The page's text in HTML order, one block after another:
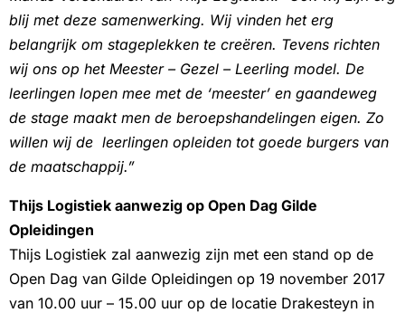
blij met deze samenwerking. Wij vinden het erg
belangrijk om stageplekken te creëren. Tevens richten
wij ons op het Meester – Gezel – Leerling model. De
leerlingen lopen mee met de ‘meester’ en gaandeweg
de stage maakt men de beroepshandelingen eigen. Zo
willen wij de leerlingen opleiden tot goede burgers van
de maatschappij.”
Thijs Logistiek aanwezig op Open Dag Gilde
Opleidingen
Thijs Logistiek zal aanwezig zijn met een stand op de
Open Dag van Gilde Opleidingen op 19 november 2017
van 10.00 uur – 15.00 uur op de locatie Drakesteyn in